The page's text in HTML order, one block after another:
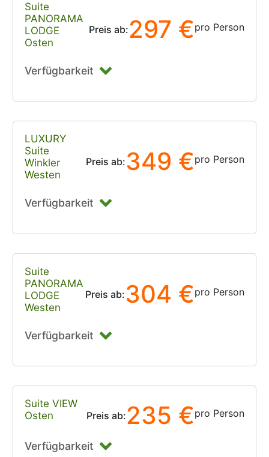
Suite
PANORAMA
LODGE
Osten
Preis ab:297 €pro Person
Verfügbarkeit
LUXURY
Suite
Winkler
Westen
Preis ab:349 €pro Person
Verfügbarkeit
Suite
PANORAMA
LODGE
Westen
Preis ab:304 €pro Person
Verfügbarkeit
Suite VIEW
Osten
Preis ab:235 €pro Person
Verfügbarkeit